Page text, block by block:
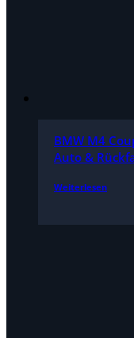
BMW M4
Auto &
Weiterlesen